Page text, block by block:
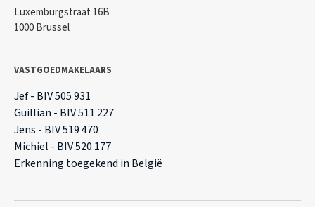
Luxemburgstraat 16B
1000 Brussel
VASTGOEDMAKELAARS
Jef - BIV 505 931
Guillian - BIV 511 227
Jens - BIV 519 470
Michiel - BIV 520 177
Erkenning toegekend in België